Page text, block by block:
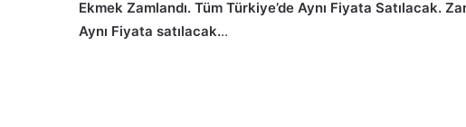
Ekmek Zamlandı. Tüm Türkiye’de Aynı Fiyata Satılacak.
Aynı Fiyata satılacak...